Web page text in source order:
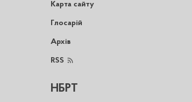
Карта сайту
Глосарій
Архів
RSS
НБРТ